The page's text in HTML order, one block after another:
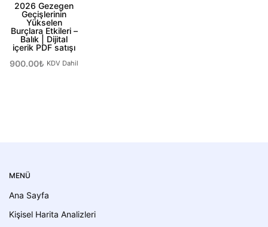
2026 Gezegen
Geçişlerinin
Yükselen
Burçlara Etkileri –
Balık | Dijital
içerik PDF satışı
900.00₺ KDV Dahil
MENÜ
Ana Sayfa
Kişisel Harita Analizleri